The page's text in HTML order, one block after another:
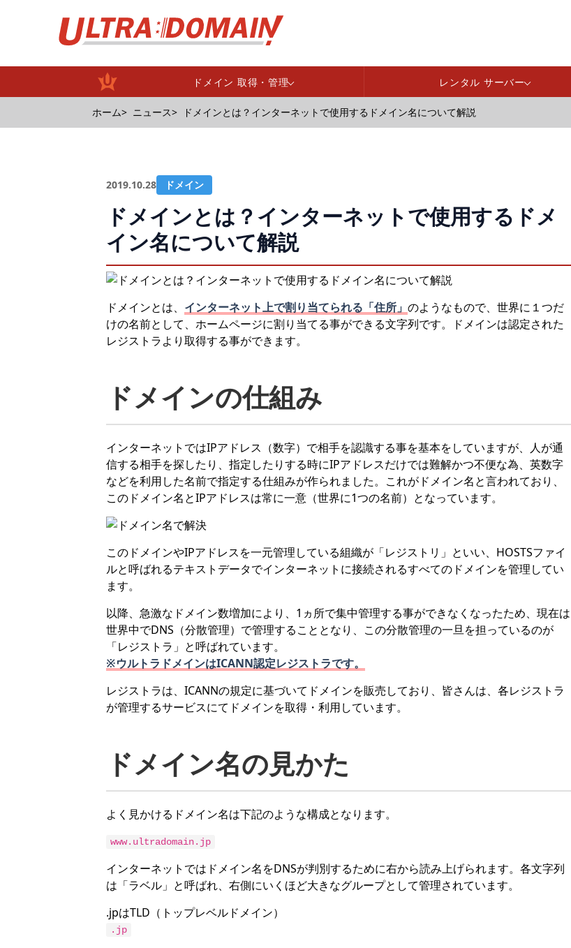
ドメイン 取得・管理 レンタル サーバー
ホーム ニュース ドメインとは？インターネットで使用するドメイン名について解説
2019.10.28 ドメイン
ドメインとは？インターネットで使用するドメ
イン名について解説
ドメインとは、 インターネット上で割り当てられる「住所」 のようなもので、世界に１つだ
けの名前として、ホームページに割り当てる事ができる文字列です。ドメインは認定された
レジストラより取得する事ができます。
ドメインの仕組み
インターネットではIPアドレス（数字）で相手を認識する事を基本をしていますが、人が通
信する相手を探したり、指定したりする時にIPアドレスだけでは難解かつ不便な為、英数字
などを利用した名前で指定する仕組みが作られました。これがドメイン名と言われており、
このドメイン名とIPアドレスは常に一意（世界に1つの名前）となっています。
このドメインやIPアドレスを一元管理している組織が「レジストリ」といい、HOSTSファイ
ルと呼ばれるテキストデータでインターネットに接続されるすべてのドメインを管理してい
ます。
以降、急激なドメイン数増加により、1ヵ所で集中管理する事ができなくなったため、現在は
世界中でDNS（分散管理）で管理することとなり、この分散管理の一旦を担っているのが
「レジストラ」と呼ばれています。
※ウルトラドメインはICANN認定レジストラです。
レジストラは、ICANNの規定に基づいてドメインを販売しており、皆さんは、各レジストラ
が管理するサービスにてドメインを取得・利用しています。
ドメイン名の見かた
よく見かけるドメイン名は下記のような構成となります。
www.ultradomain.jp
インターネットではドメイン名をDNSが判別するために右から読み上げられます。各文字列
は「ラベル」と呼ばれ、右側にいくほど大きなグループとして管理されています。
.jpはTLD（トップレベルドメイン）
.jp